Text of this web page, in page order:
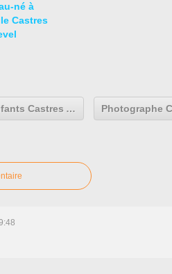
né à
Castres
Studio Photo Familles Enfants Castres Albi Revel Mazamet